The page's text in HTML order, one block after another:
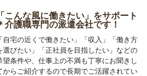
「こんな風に働きたい」をサポート
介護職専門の派遣会社です！
「自宅の近くで働きたい」「収入」「働き方
選びたい」「正社員を目指したい」などの
望条件や、仕事上の不満も丁寧にお聞きし
からご紹介するので長期でご活躍されてい